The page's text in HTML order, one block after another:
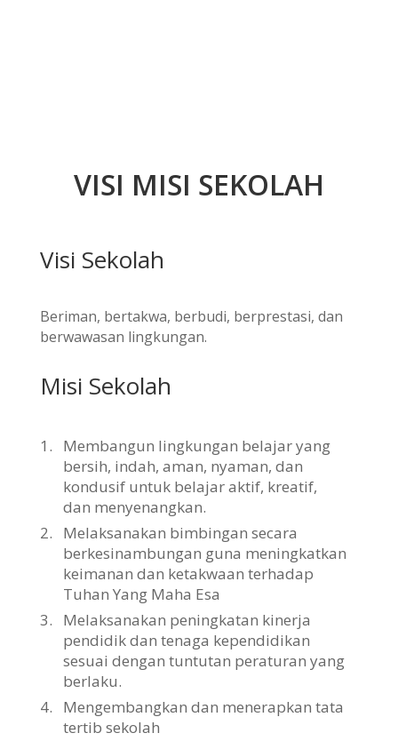
VISI MISI SEKOLAH
Visi Sekolah
Beriman, bertakwa, berbudi, berprestasi, dan
berwawasan lingkungan.
Misi Sekolah
1.
Membangun lingkungan belajar yang
bersih, indah, aman, nyaman, dan
kondusif untuk belajar aktif, kreatif,
dan menyenangkan.
2.
Melaksanakan bimbingan secara
berkesinambungan guna meningkatkan
keimanan dan ketakwaan terhadap
Tuhan Yang Maha Esa
3.
Melaksanakan peningkatan kinerja
pendidik dan tenaga kependidikan
sesuai dengan tuntutan peraturan yang
berlaku.
4.
Mengembangkan dan menerapkan tata
tertib sekolah